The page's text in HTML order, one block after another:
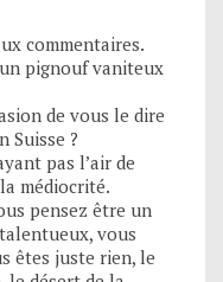
commentaires.
pignouf vaniteux
de vous le dire
Suisse ?
pas l’air de
médiocrité.
pensez être un
vous
êtes juste rien, le